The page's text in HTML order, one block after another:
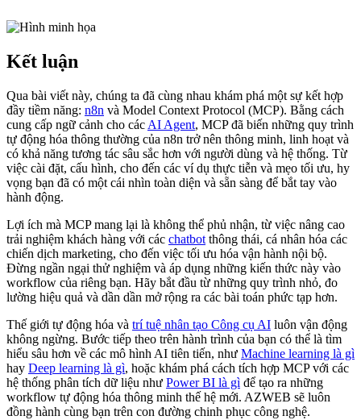
Kết luận
Qua bài viết này, chúng ta đã cùng nhau khám phá một sự kết hợp
đầy tiềm năng: n8n và Model Context Protocol (MCP). Bằng cách
cung cấp ngữ cảnh cho các AI Agent, MCP đã biến những quy trình
tự động hóa thông thường của n8n trở nên thông minh, linh hoạt và
có khả năng tương tác sâu sắc hơn với người dùng và hệ thống. Từ
việc cài đặt, cấu hình, cho đến các ví dụ thực tiễn và mẹo tối ưu, hy
vọng bạn đã có một cái nhìn toàn diện và sẵn sàng để bắt tay vào
hành động.
Lợi ích mà MCP mang lại là không thể phủ nhận, từ việc nâng cao
trải nghiệm khách hàng với các chatbot thông thái, cá nhân hóa các
chiến dịch marketing, cho đến việc tối ưu hóa vận hành nội bộ.
Đừng ngần ngại thử nghiệm và áp dụng những kiến thức này vào
workflow của riêng bạn. Hãy bắt đầu từ những quy trình nhỏ, đo
lường hiệu quả và dần dần mở rộng ra các bài toán phức tạp hơn.
Thế giới tự động hóa và trí tuệ nhân tạo Công cụ AI luôn vận động
không ngừng. Bước tiếp theo trên hành trình của bạn có thể là tìm
hiểu sâu hơn về các mô hình AI tiên tiến, như Machine learning là gì
hay Deep learning là gì, hoặc khám phá cách tích hợp MCP với các
hệ thống phân tích dữ liệu như Power BI là gì để tạo ra những
workflow tự động hóa thông minh thế hệ mới. AZWEB sẽ luôn
đồng hành cùng bạn trên con đường chinh phục công nghệ.